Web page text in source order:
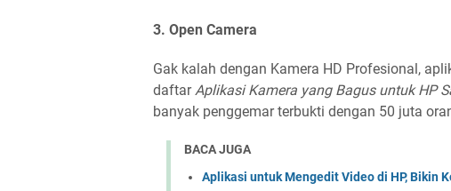
3. Open Camera
Gak kalah dengan Kamera HD Profesional,
daftarAplikasi Kamera yang Bagus untuk HP
banyak penggemar terbukti dengan 50 juta
BACA JUGA
Aplikasi untuk Mengedit Video di HP, Bikin